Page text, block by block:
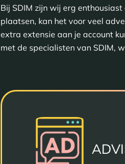
Bij SDIM zijn wij erg
plaatsen, kan het voor veel
extra extensie aan je account
met de specialisten van SDIM,